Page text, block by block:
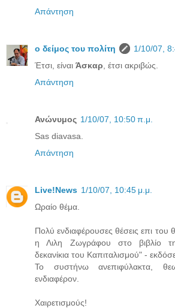
Απάντηση
ο δείμος του πολίτη
1/10/07,
Έτσι, είναι Άσκαρ , έτσι ακριβώς.
Απάντηση
Ανώνυμος 1/10/07, 10:50 π.μ.
Sas diavasa.
Απάντηση
Live!News 1/10/07, 10:45 μ.μ.
Ωραίο θέμα.
Πολύ ενδιαφέρουσες θέσεις επι του
η Λιλη Ζωγράφου στο βιβλίο
δεκανίκια του Καπιταλισμού" -
Το συστήνω ανεπιφύλακτα,
ενδιαφέρον.
Χαιρετισμούς!